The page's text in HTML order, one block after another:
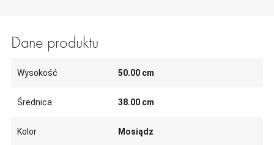
Dane produktu
Wysokość 50.00 cm
Średnica 38.00 cm
Kolor Mosiądz